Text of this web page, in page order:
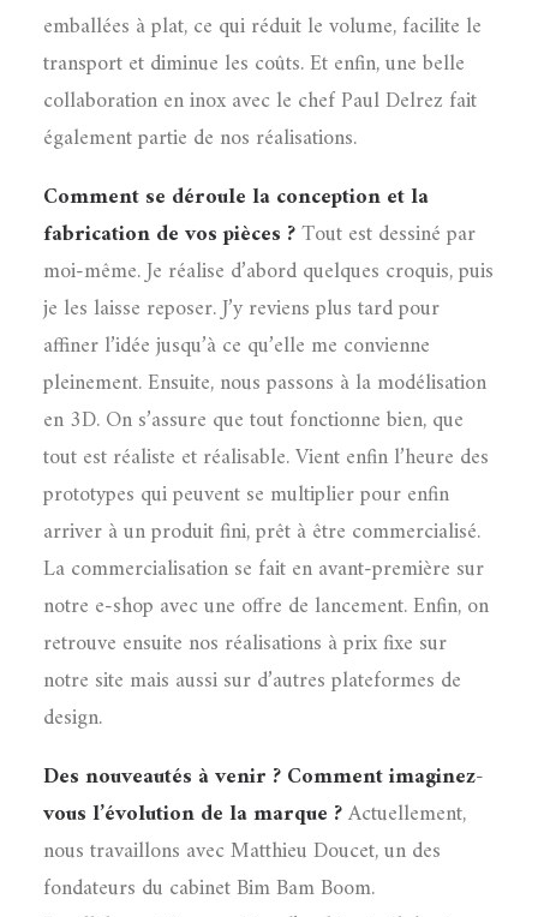
emballées à plat, ce qui réduit le volume, facilite le
transport et diminue les coûts. Et enfin, une belle
collaboration en inox avec le chef Paul Delrez fait
également partie de nos réalisations.
Comment se déroule la conception et la
fabrication de vos pièces ?Tout est dessiné par
moi-même. Je réalise d’abord quelques croquis, puis
je les laisse reposer. J’y reviens plus tard pour
affiner l’idée jusqu’à ce qu’elle me convienne
pleinement. Ensuite, nous passons à la modélisation
en 3D. On s’assure que tout fonctionne bien, que
tout est réaliste et réalisable. Vient enfin l’heure des
prototypes qui peuvent se multiplier pour enfin
arriver à un produit fini, prêt à être commercialisé.
La commercialisation se fait en avant-première sur
notre e-shop avec une offre de lancement. Enfin, on
retrouve ensuite nos réalisations à prix fixe sur
notre site mais aussi sur d’autres plateformes de
design.
Des nouveautés à venir ? Comment imaginez-
vous l’évolution de la marque ?Actuellement,
nous travaillons avec Matthieu Doucet, un des
fondateurs du cabinet Bim Bam Boom.